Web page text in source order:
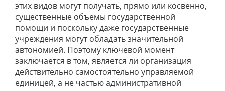
этих видов могут получать, прямо или косвенно,
существенные объемы государственной
помощи и поскольку даже государственные
учреждения могут обладать значительной
автономией. Поэтому ключевой момент
заключается в том, является ли организация
действительно самостоятельно управляемой
единицей, а не частью административной